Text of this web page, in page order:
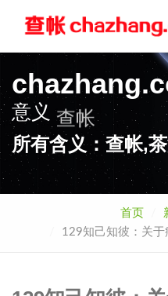
意义查帐
所有含义：查帐,
首页
129知己知彼：关